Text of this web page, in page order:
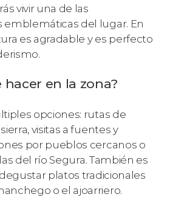
vivir una de las
emblemáticas del lugar. En
es agradable y es perfecto
hacer en la zona?
opciones: rutas de
visitas a fuentes y
por pueblos cercanos o
del río Segura. También es
platos tradicionales
o el ajoarriero.